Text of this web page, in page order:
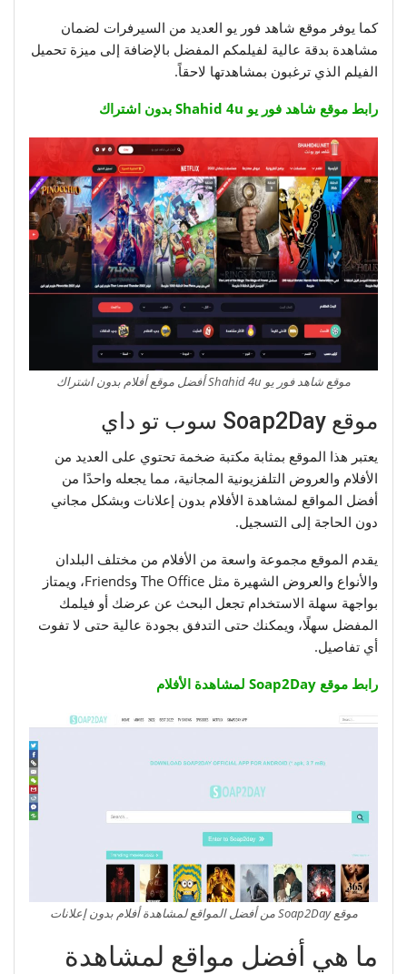
كما يوفر موقع شاهد فور يو العديد من السيرفرات لضمان
مشاهدة بدقة عالية لفيلمكم المفضل بالإضافة إلى ميزة تحميل
الفيلم الذي ترغبون بمشاهدتها لاحقاً.
رابط موقع شاهد فور يو Shahid 4u بدون اشتراك
موقع شاهد فور يو Shahid 4u أفضل موقع أفلام بدون اشتراك
موقع Soap2Day سوب تو داي
يعتبر هذا الموقع بمثابة مكتبة ضخمة تحتوي على العديد من
الأفلام والعروض التلفزيونية المجانية، مما يجعله واحدًا من
أفضل المواقع لمشاهدة الأفلام بدون إعلانات وبشكل مجاني
دون الحاجة إلى التسجيل.
يقدم الموقع مجموعة واسعة من الأفلام من مختلف البلدان
والأنواع والعروض الشهيرة مثل The Office وFriends، ويمتاز
بواجهة سهلة الاستخدام تجعل البحث عن عرضك أو فيلمك
المفضل سهلًا، ويمكنك حتى التدفق بجودة عالية حتى لا تفوت
أي تفاصيل.
رابط موقع Soap2Day لمشاهدة الأفلام
موقع Soap2Day من أفضل المواقع لمشاهدة أفلام بدون إعلانات
ما هي أفضل مواقع لمشاهدة